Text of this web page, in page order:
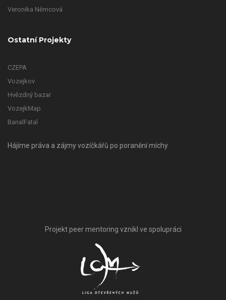
Veronika Němcová
Ostatní Projekty
CZEPA
Vozejkov
Hvězdný bazar
VozejkMap
BanalFatal
Hájíme práva a zájmy vozíčkářů po poranění míchy
Projekt peer mentoring vznikl ve spolupráci